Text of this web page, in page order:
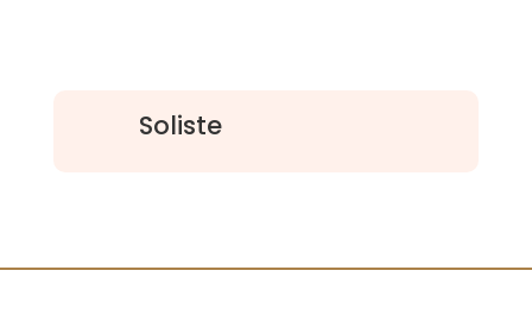
Soliste